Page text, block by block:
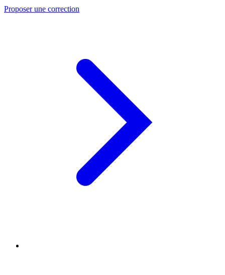
Proposer une correction